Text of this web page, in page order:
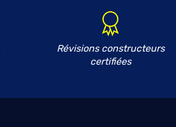
Révisions constructeurs
certifiées